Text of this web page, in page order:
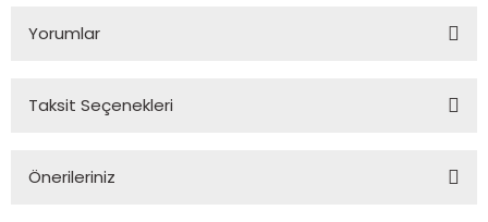
Yorumlar
Taksit Seçenekleri
Önerileriniz